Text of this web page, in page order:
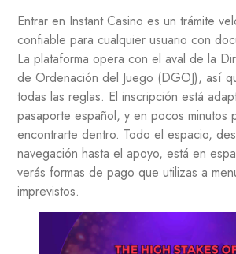
Entrar en Instant Casino es un trámite
confiable para cualquier usuario con
La plataforma opera con el aval de la
de Ordenación del Juego (DGOJ), así
todas las reglas. El inscripción está
pasaporte español, y en pocos minutos
encontrarte dentro. Todo el espacio,
navegación hasta el apoyo, está en
verás formas de pago que utilizas a
imprevistos.